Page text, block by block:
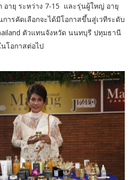
อายุ ระหว่าง 7-15 และรุ่นผู้ใหญ่ อายุ
ารคัดเลือกจะได้มีโอกาสขึ้นสู่เวทีระดับ
ตัวแทนจังหวัด นนทบุรี ปทุมธานี
โอกาสต่อไป